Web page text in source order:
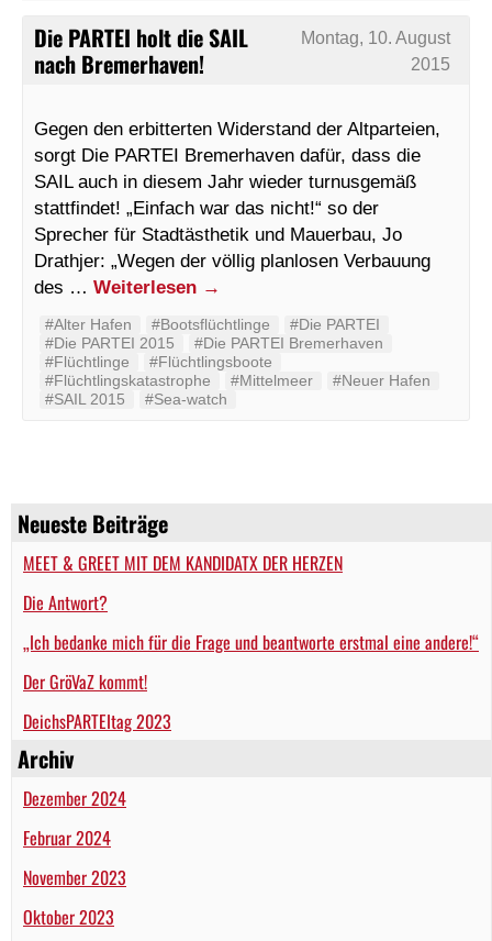
Neueste Beiträge
MEET & GREET MIT DEM KANDIDATX DER HERZEN
Die Antwort?
„Ich bedanke mich für die Frage und beantworte erstmal eine andere!“
Der GröVaZ kommt!
DeichsPARTEItag 2023
Archiv
Dezember 2024
Februar 2024
November 2023
Oktober 2023
Die PARTEI holt die SAIL
nach Bremerhaven!
Montag, 10. August
2015
Gegen den erbitterten Widerstand der Altparteien,
sorgt Die PARTEI Bremerhaven dafür, dass die
SAIL auch in diesem Jahr wieder turnusgemäß
stattfindet! „Einfach war das nicht!“ so der
Sprecher für Stadtästhetik und Mauerbau, Jo
Drathjer: „Wegen der völlig planlosen Verbauung
des … Weiterlesen →
#Alter Hafen #Bootsflüchtlinge
#‬‪Die PARTEI‬
#Die PARTEI 2015
#Die PARTEI Bremerhaven
#Flüchtlinge
#Flüchtlingsboote
#Flüchtlingskatastrophe
#Mittelmeer
#Neuer Hafen
#SAIL 2015
#Sea-watch